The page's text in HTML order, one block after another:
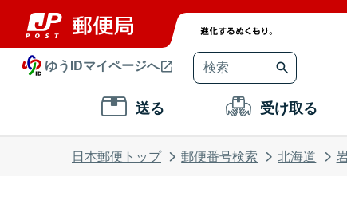
ゆうIDマイページへ
送る 受け取る
日本郵便トップ 郵便番号検索 北海道